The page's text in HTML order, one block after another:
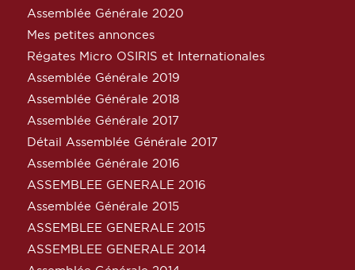
Assemblée Générale 2020
Mes petites annonces
Régates Micro OSIRIS et Internationales
Assemblée Générale 2019
Assemblée Générale 2018
Assemblée Générale 2017
Détail Assemblée Générale 2017
Assemblée Générale 2016
ASSEMBLEE GENERALE 2016
Assemblée Générale 2015
ASSEMBLEE GENERALE 2015
ASSEMBLEE GENERALE 2014